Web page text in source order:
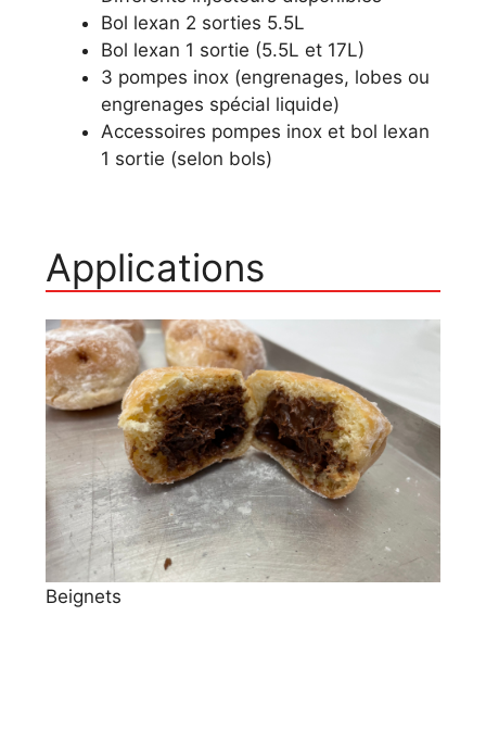
Bol lexan 2 sorties 5.5L
Bol lexan 1 sortie (5.5L et 17L)
3 pompes inox (engrenages, lobes ou
engrenages spécial liquide)
Accessoires pompes inox et bol lexan
1 sortie (selon bols)
Applications
Beignets